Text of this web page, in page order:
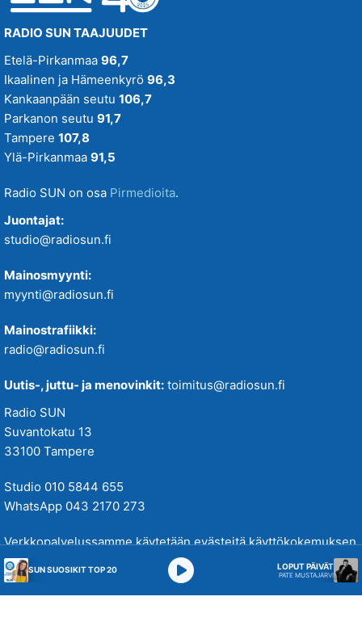
RADIO SUN TAAJUUDET
Etelä-Pirkanmaa 96,7
Ikaalinen ja Hämeenkyrö 96,3
Kankaanpään seutu 106,7
Parkanon seutu 91,7
Tampere 107,8
Ylä-Pirkanmaa 91,5
Radio SUN on osa Pirmedioita.
Juontajat:
studio@radiosun.fi
Mainosmyynti:
myynti@radiosun.fi
Mainostrafiikki:
radio@radiosun.fi
Uutis-, juttu- ja menovinkit: toimitus@radiosun.fi
Radio SUN
Suvantokatu 13
33100 Tampere
Studio 010 5844 655
WhatsApp 043 2170 273
Verkkopalvelussamme käytetään evästeitä käyttökokemuksen
parantamiseksi. Tutustu tietosuojakäytäntöihimmetäällä.
SUN SUOSIKIT TOP 20 LOPUT PÄIVÄT
PATE MUSTAJÄRVI